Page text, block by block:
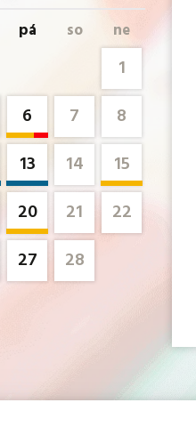
pá so ne
1
6 7
8
13 14
15
20 21
22
27 28